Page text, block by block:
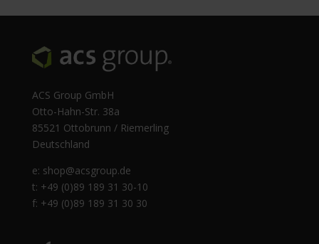
ACS Group GmbH
Otto-Hahn-Str. 38a
85521 Ottobrunn / Riemerling
Deutschland
e: shop@acsgroup.de
t: +49 (0)89 189 31 30-10
f: +49 (0)89 189 31 30 30